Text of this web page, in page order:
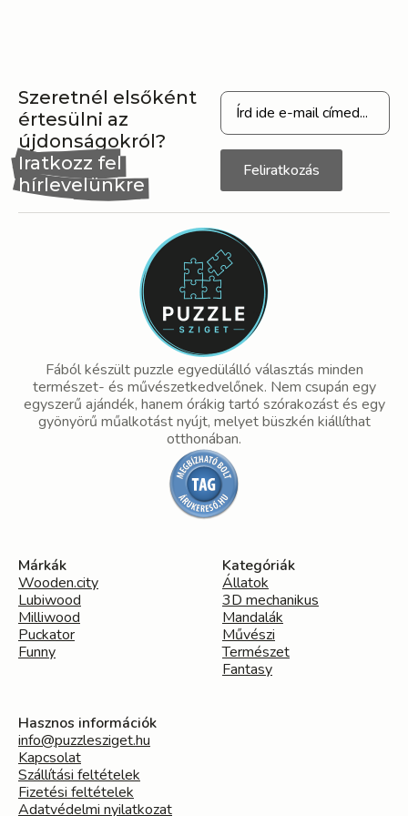
Szeretnél elsőként
értesülni az
újdonságokról?
Iratkozz fel
hírlevelünkre
Feliratkozás
Fából készült puzzle egyedülálló választás minden
természet- és művészetkedvelőnek. Nem csupán egy
egyszerű ajándék, hanem órákig tartó szórakozást és egy
gyönyörű műalkotást nyújt, melyet büszkén kiállíthat
otthonában.
Márkák
Wooden.city
Lubiwood
Milliwood
Puckator
Funny
Kategóriák
Állatok
3D mechanikus
Mandalák
Művészi
Természet
Fantasy
Hasznos információk
info@puzzlesziget.hu
Kapcsolat
Szállítási feltételek
Fizetési feltételek
Adatvédelmi nyilatkozat